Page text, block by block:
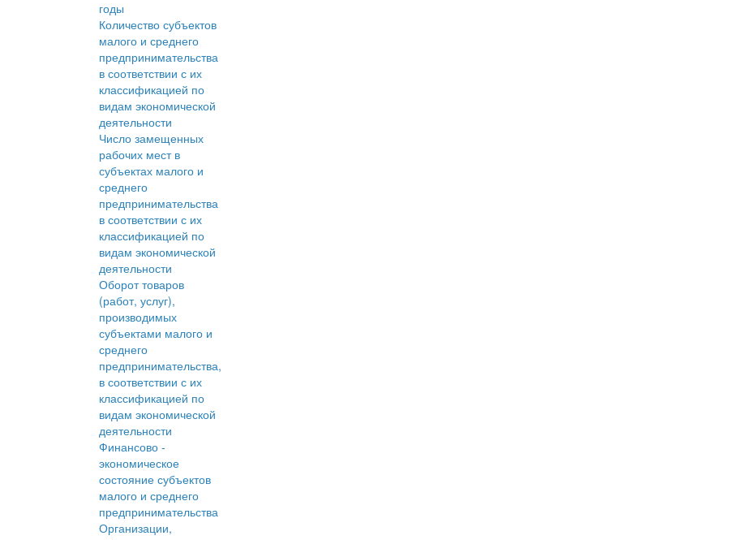
годы
Количество субъектов
малого и среднего
предпринимательства
в соответствии с их
классификацией по
видам экономической
деятельности
Число замещенных
рабочих мест в
субъектах малого и
среднего
предпринимательства
в соответствии с их
классификацией по
видам экономической
деятельности
Оборот товаров
(работ, услуг),
производимых
субъектами малого и
среднего
предпринимательства,
в соответствии с их
классификацией по
видам экономической
деятельности
Финансово -
экономическое
состояние субъектов
малого и среднего
предпринимательства
Организации,